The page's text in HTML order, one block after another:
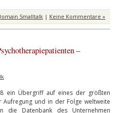
Smalltalk | Keine Kommentare »
–
ein Übergriff auf eines der größten
Aufregung und in der Folge weltweite
die Datenbank des Unternehmen